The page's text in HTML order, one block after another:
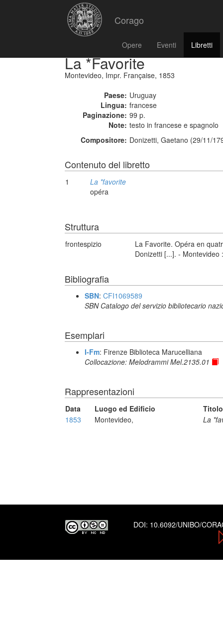
Corago
Opere Eventi Libretti
La *Favorite
Montevideo, Impr. Française, 1853
Paese: Uruguay
Lingua: francese
Paginazione: 99 p.
Note: testo in francese e spagnolo
Compositore: Donizetti, Gaetano (29/11/
Contenuto del libretto
1
La *favorite
opéra
Struttura
frontespizio
La Favorite. Opéra en
Donizetti [...]. -
Bibliografia
SBN: CFI1069589
SBN Catalogo del servizio bibliotecario
Esemplari
I-Fm: Firenze Biblioteca Marucelliana
Collocazione: Melodrammi Mel.2135.01
Rappresentazioni
Data Luogo ed Edificio
Titolo
1853
Montevideo, La
DOI: 10.6092/UNIBO/